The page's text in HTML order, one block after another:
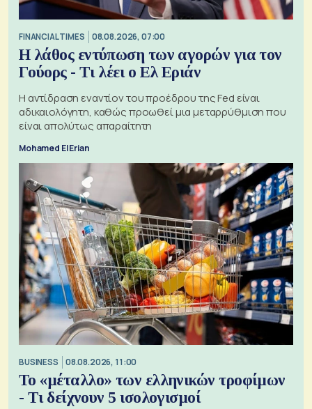
FINANCIAL TIMES 08.08.2026, 07:00
Η λάθος εντύπωση των αγορών για τον
Γούορς - Τι λέει ο Ελ Εριάν
Η αντίδραση εναντίον του προέδρου της Fed είναι
αδικαιολόγητη, καθώς προωθεί μια μεταρρύθμιση που
είναι απολύτως απαραίτητη
Mohamed El Erian
BUSINESS 08.08.2026, 11:00
Το «μέταλλο» των ελληνικών τροφίμων
- Τι δείχνουν 5 ισολογισμοί